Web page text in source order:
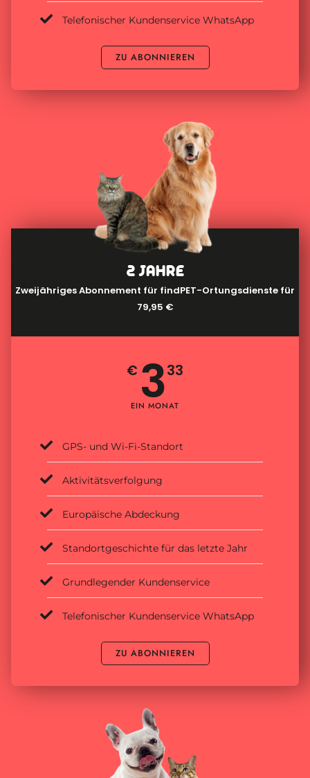
Telefonischer Kundenservice WhatsApp
ZU ABONNIEREN
2 JAHRE
Zweijähriges Abonnement für findPET-Ortungsdienste für
79,95 €
€ 333
EIN MONAT
GPS- und Wi-Fi-Standort
Aktivitätsverfolgung
Europäische Abdeckung
Standortgeschichte für das letzte Jahr
Grundlegender Kundenservice
Telefonischer Kundenservice WhatsApp
ZU ABONNIEREN